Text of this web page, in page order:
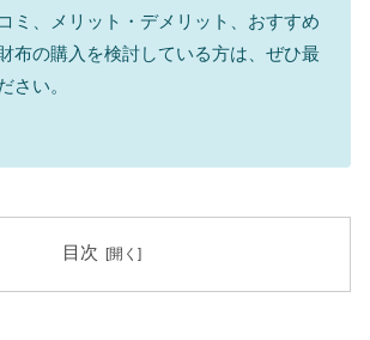
ミ、メリット・デメリット、おすすめ
布の購入を検討している方は、ぜひ最
さい。
目次